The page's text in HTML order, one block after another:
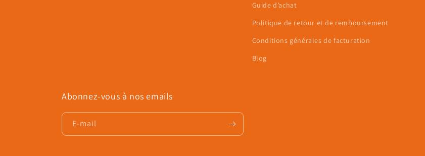
Guide d’achat
Politique de retour et de remboursement
Conditions générales de facturation
Blog
Abonnez-vous à nos emails
E-mail